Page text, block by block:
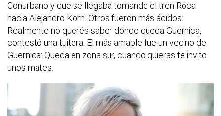
Conurbano y que se llegaba tomando el tren Roca
hacia Alejandro Korn. Otros fueron más ácidos:
Realmente no querés saber dónde queda Guernica,
contestó una tuitera. El más amable fue un vecino de
Guernica: Queda en zona sur, cuando quieras te invito
unos mates.